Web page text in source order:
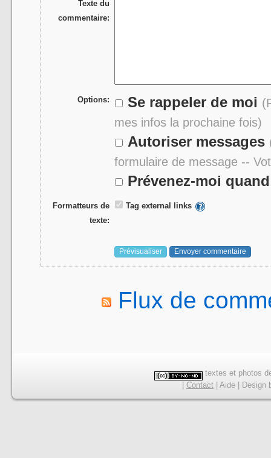
Texte du
commentaire:
Options: Se rappeler de moi
mes infos la prochaine fois)
Autoriser messages
formulaire de message --
Prévenez-moi
Formatteurs de
texte:
Tag external links
Flux de
textes et photos
Contact Aide Design